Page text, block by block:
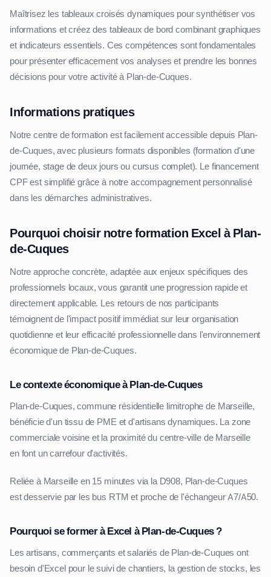
Maîtrisez les tableaux croisés dynamiques pour synthétiser vos
informations et créez des tableaux de bord combinant graphiques
et indicateurs essentiels. Ces compétences sont fondamentales
pour présenter efficacement vos analyses et prendre les bonnes
décisions pour votre activité à Plan-de-Cuques.
Informations pratiques
Notre centre de formation est facilement accessible depuis Plan-
de-Cuques, avec plusieurs formats disponibles (formation d'une
journée, stage de deux jours ou cursus complet). Le financement
CPF est simplifié grâce à notre accompagnement personnalisé
dans les démarches administratives.
Pourquoi choisir notre formation Excel à Plan-
de-Cuques
Notre approche concrète, adaptée aux enjeux spécifiques des
professionnels locaux, vous garantit une progression rapide et
directement applicable. Les retours de nos participants
témoignent de l'impact positif immédiat sur leur organisation
quotidienne et leur efficacité professionnelle dans l'environnement
économique de Plan-de-Cuques.
Le contexte économique à Plan-de-Cuques
Plan-de-Cuques, commune résidentielle limitrophe de Marseille,
bénéficie d'un tissu de PME et d'artisans dynamiques. La zone
commerciale voisine et la proximité du centre-ville de Marseille
en font un carrefour d'activités.
Reliée à Marseille en 15 minutes via la D908, Plan-de-Cuques
est desservie par les bus RTM et proche de l'échangeur A7/A50.
Pourquoi se former à Excel à Plan-de-Cuques ?
Les artisans, commerçants et salariés de Plan-de-Cuques ont
besoin d'Excel pour le suivi de chantiers, la gestion de stocks, les